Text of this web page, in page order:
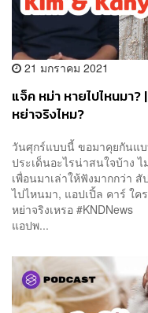
21 มกราคม 2021
แจ็ค หม่า หายไปไหนมา?
หย่าจริงไหม?
วันศุกร์แบบนี้ ขอมาคุยกันแ
ประเด็นอะไรน่าสนใจบ้าง
เพื่อนมาเล่าให้ฟังมากกว่า
ไปไหนมา, แอปเปิ้ล คาร์ ใค
หย่าจริงเหรอ
แอปพ...